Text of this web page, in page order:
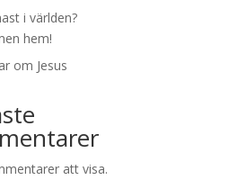
i världen?
hem!
om Jesus
att visa.